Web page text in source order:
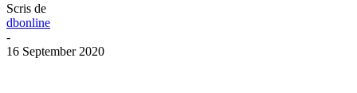
Scris de
dbonline
-
16 September 2020